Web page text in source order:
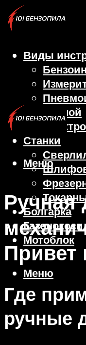
Виды
Ручной
Станки
Болгарка
Мотоблок
Меню
Меню
Ручная
Где
ручные